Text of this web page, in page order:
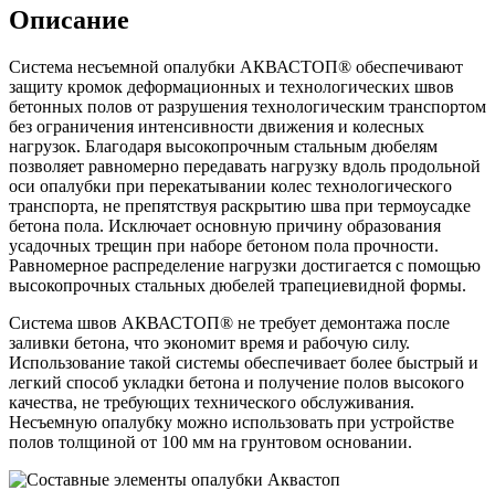
Описание
Система несъемной опалубки АКВАСТОП® обеспечивают
защиту кромок деформационных и технологических швов
бетонных полов от разрушения технологическим транспортом
без ограничения интенсивности движения и колесных
нагрузок. Благодаря высокопрочным стальным дюбелям
позволяет равномерно передавать нагрузку вдоль продольной
оси опалубки при перекатывании колес технологического
транспорта, не препятствуя раскрытию шва при термоусадке
бетона пола. Исключает основную причину образования
усадочных трещин при наборе бетоном пола прочности.
Равномерное распределение нагрузки достигается с помощью
высокопрочных стальных дюбелей трапециевидной формы.
Система швов АКВАСТОП® не требует демонтажа после
заливки бетона, что экономит время и рабочую силу.
Использование такой системы обеспечивает более быстрый и
легкий способ укладки бетона и получение полов высокого
качества, не требующих технического обслуживания.
Несъемную опалубку можно использовать при устройстве
полов толщиной от 100 мм на грунтовом основании.